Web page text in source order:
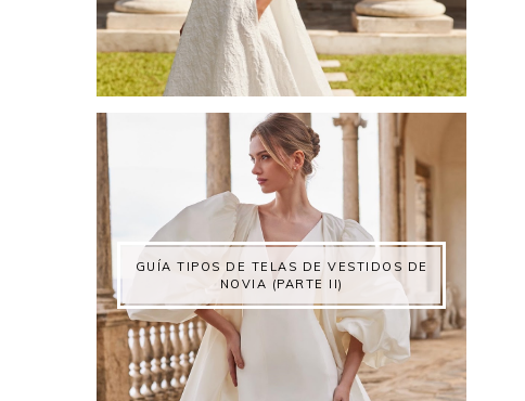
GUÍA TIPOS DE TELAS DE VESTIDOS DE
NOVIA (PARTE II)